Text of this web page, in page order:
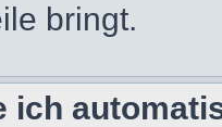
bringt.
ich